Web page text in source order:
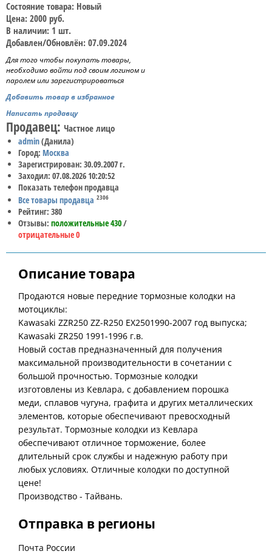
Состояние товара: Новый
Цена: 2000 руб.
В наличии: 1 шт.
Добавлен/Обновлён: 07.09.2024
Для того чтобы покупать товары,
необходимо войти под своим логином и
паролем или зарегистрироваться
Добавить товар в избранное
Написать продавцу
Продавец: Частное лицо
admin(Данила)
Город: Москва
Зарегистрирован: 30.09.2007 г.
Заходил: 07.08.2026 10:20:52
Показать телефон продавца
Все товары продавца 2306
Рейтинг: 380
Отзывы: положительные 430/
отрицательные 0
Описание товара
Продаются новые передние тормозные колодки на
мотоциклы:
Kawasaki ZZR250 ZZ-R250 EX2501990-2007 год выпуска;
Kawasaki ZR250 1991-1996 г.в.
Новый состав предназначенный для получения
максимальной производительности в сочетании с
большой прочностью. Тормозные колодки
изготовлены из Кевлара, с добавлением порошка
меди, сплавов чугуна, графита и других металлических
элементов, которые обеспечивают превосходный
результат. Тормозные колодки из Кевлара
обеспечивают отличное торможение, более
длительный срок службы и надежную работу при
любых условиях. Отличные колодки по доступной
цене!
Производство - Тайвань.
Отправка в регионы
Почта России